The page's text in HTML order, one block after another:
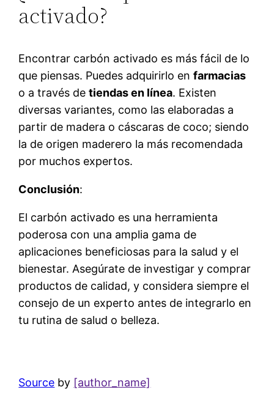
activado?
Encontrar carbón activado es más fácil de lo
que piensas. Puedes adquirirlo enfarmacias
o a través detiendas en línea. Existen
diversas variantes, como las elaboradas a
partir de madera o cáscaras de coco; siendo
la de origen maderero la más recomendada
por muchos expertos.
Conclusión:
El carbón activado es una herramienta
poderosa con una amplia gama de
aplicaciones beneficiosas para la salud y el
bienestar. Asegúrate de investigar y comprar
productos de calidad, y considera siempre el
consejo de un experto antes de integrarlo en
tu rutina de salud o belleza.
Source by [author_name]